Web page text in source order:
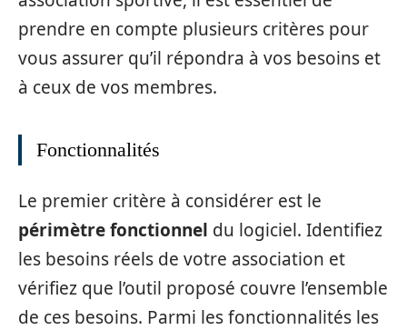
prendre en compte plusieurs critères pour
vous assurer qu’il répondra à vos besoins et
à ceux de vos membres.
Fonctionnalités
Le premier critère à considérer est le
périmètre fonctionnel du logiciel. Identifiez
les besoins réels de votre association et
vérifiez que l’outil proposé couvre l’ensemble
de ces besoins. Parmi les fonctionnalités les